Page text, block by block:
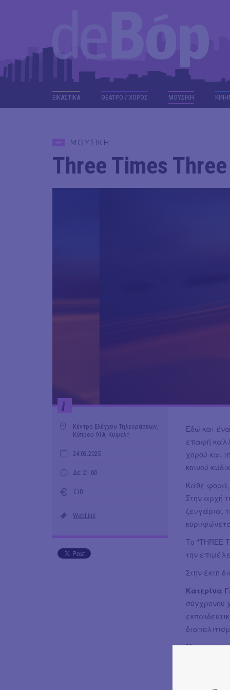
ΕΙΚΑΣΤΙΚΑ ΘΕΑΤΡΟ / ΧΟΡΟΣ ΜΟΥΣΙΚΗ
ΜΟΥΣΙΚΗ
Three Times
i
Κέντρο Ελέγχου Τηλεοράσεων,
Κύπρου 91Α, Κυψέλη
24.03.2025
Δε: 21.00
€10
WebLink
Εδώ και
επαφή
χορού και
κοινού
Κάθε φορά,
Στην αρχή
ζευγάρια,
Το "THREE
την
Στην έκτη
Κατερίνα
σύγχρονου